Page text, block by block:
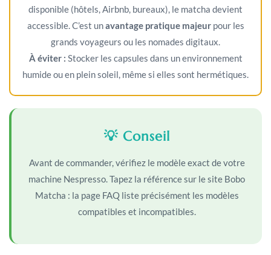
disponible (hôtels, Airbnb, bureaux), le matcha devient
accessible. C’est unavantage pratique majeurpour les
grands voyageurs ou les nomades digitaux.
À éviter : Stocker les capsules dans un environnement
humide ou en plein soleil, même si elles sont hermétiques.
💡 Conseil
Avant de commander, vérifiez le modèle exact de votre
machine Nespresso. Tapez la référence sur le site Bobo
Matcha : la page FAQ liste précisément les modèles
compatibles et incompatibles.